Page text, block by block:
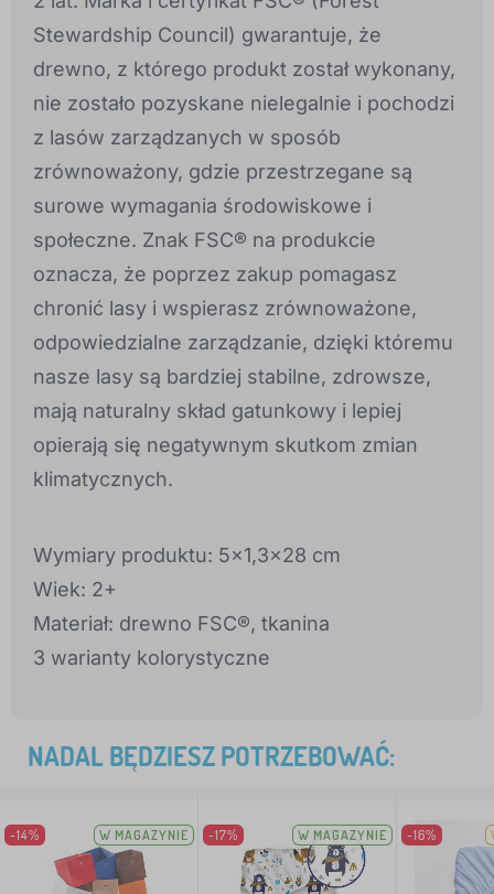
Stewardship Council) gwarantuje, że
drewno, z którego produkt został wykonany,
nie zostało pozyskane nielegalnie i pochodzi
z lasów zarządzanych w sposób
zrównoważony, gdzie przestrzegane są
surowe wymagania środowiskowe i
społeczne. Znak FSC® na produkcie
oznacza, że poprzez zakup pomagasz
chronić lasy i wspierasz zrównoważone,
odpowiedzialne zarządzanie, dzięki któremu
nasze lasy są bardziej stabilne, zdrowsze,
mają naturalny skład gatunkowy i lepiej
opierają się negatywnym skutkom zmian
klimatycznych.
Wymiary produktu: 5x1,3x28 cm
Wiek: 2+
Materiał: drewno FSC®, tkanina
3 warianty kolorystyczne
NADAL BĘDZIESZ POTRZEBOWAĆ:
-14% W MAGAZYNIE -17% W MAGAZYNIE -16%